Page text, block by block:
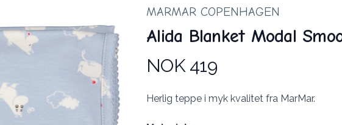
MARMAR COPENHAGEN
Alida Blanket Modal
Produktdetaljer
NOK 419
Description
Herlig teppe i myk kvalitet fra MarMar.